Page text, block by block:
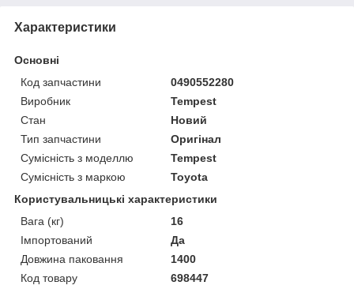
Характеристики
Основні
Код запчастини
0490552280
Виробник
Tempest
Стан
Новий
Тип запчастини
Оригінал
Сумісність з моделлю
Tempest
Сумісність з маркою
Toyota
Користувальницькі характеристики
Вага (кг)
16
Імпортований
Да
Довжина паковання
1400
Код товару
698447